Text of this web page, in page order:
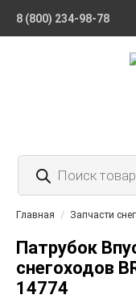
8 (800) 234-98-78
Поиск
товаров
Главная / Запчасти
Патрубок
снегоходов
14774